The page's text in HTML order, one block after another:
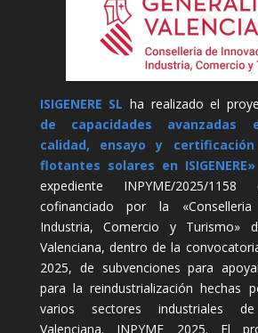
ISIGENERE SL ha realizado el
de capacidades avanzadas
calidad, ensayo y
flotantes solares en ISIGENERE»
expediente INPYME/2025/
cofinanciado por la
Industria, Comercio y Turismo»
Valenciana, dentro de la
2025, de subvenciones para
para la reindustrialización hechas
varios sectores industriales
Valenciana. INPYME 2025. El